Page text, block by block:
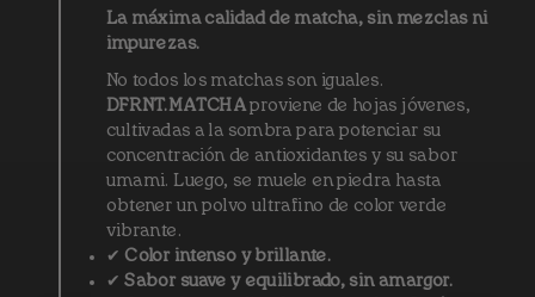
La máxima calidad de matcha, sin mezclas ni
impurezas.
No todos los matchas son iguales.
DFRNT.MATCHAproviene de hojas jóvenes,
cultivadas a la sombra para potenciar su
concentración de antioxidantes y su sabor
umami. Luego, se muele en piedra hasta
obtener un polvo ultrafino de color verde
vibrante.
✔ Color intenso y brillante.
✔Sabor suave y equilibrado, sin amargor.